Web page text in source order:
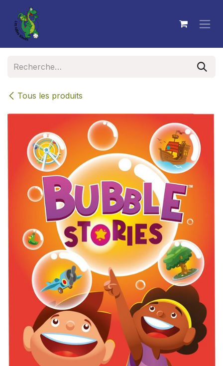
Se rendre au contenu
Tous les produits